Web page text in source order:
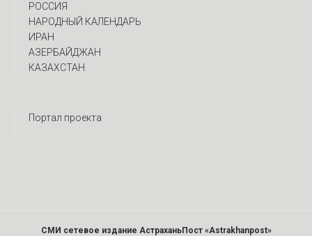
РОССИЯ
НАРОДНЫЙ КАЛЕНДАРЬ
ИРАН
АЗЕРБАЙДЖАН
КАЗАХСТАН
Портал проекта
СМИ сетевое издание АстраханьПост «Astrakhanpost»